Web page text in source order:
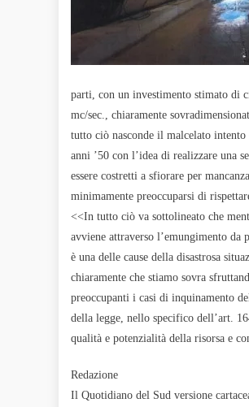
parti, con un investimento stimato di
mc/sec., chiaramente
tutto ciò nasconde il malcelato
anni ’50 con l’idea di realizzare una
essere costretti a sfiorare per
minimamente preoccuparsi di
<<In tutto ciò va sottolineato che
avviene attraverso l’emungimento da
è una delle cause della disastrosa
chiaramente che stiamo sovra
preoccupanti i casi di inquinamento
della legge, nello specifico dell’art.
qualità e potenzialità della risorsa e
Redazione
Il Quotidiano del Sud versione